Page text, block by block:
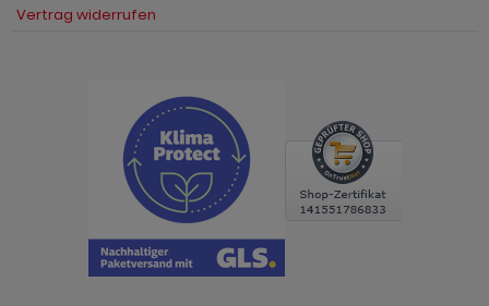
Vertrag widerrufen